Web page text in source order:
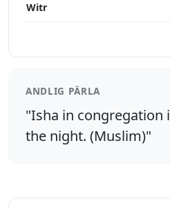
Witr
ANDLIG PÄRLA
"Isha in congregation
the night. (Muslim)"